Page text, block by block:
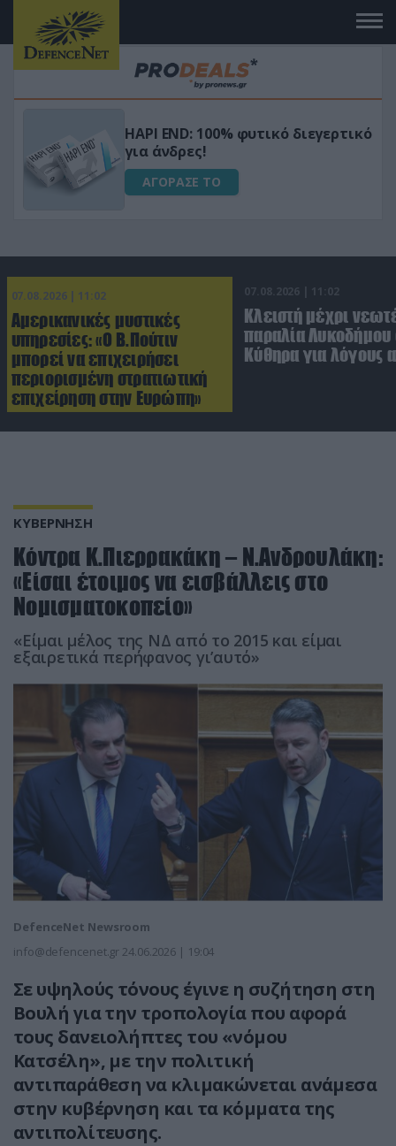
Μεταμόρφωσε τον κήπο σου με το
Ultra Box Μίνι Αλυσοπρίονο με
μπαταρία λιθίου
ΑΓΟΡΑΣΕ ΤΟ
07.08.2026 | 11:02
Αμερικανικές μυστικές
υπηρεσίες: «Ο Β.Πούτιν
μπορεί να επιχειρήσει
περιορισμένη στρατιωτική
επιχείρηση στην Ευρώπη»
07.08.2026 | 11:02
Κλειστή μέχρι
παραλία Λυκοδήμου
Κύθηρα για λόγους
ΚΥΒΕΡΝΗΣΗ
Κόντρα Κ.Πιερρακάκη – Ν.Ανδρουλάκη:
«Είσαι έτοιμος να εισβάλλεις στο
Νομισματοκοπείο»
«Είμαι μέλος της ΝΔ από το 2015 και είμαι
εξαιρετικά περήφανος γι’αυτό»
DefenceNet Newsroom
info@defencenet.gr 24.06.2026 | 19:04
Σε υψηλούς τόνους έγινε η συζήτηση στη
Βουλή για την τροπολογία που αφορά
τους δανειολήπτες του «νόμου
Κατσέλη», με την πολιτική
αντιπαράθεση να κλιμακώνεται ανάμεσα
στην κυβέρνηση και τα κόμματα της
αντιπολίτευσης.